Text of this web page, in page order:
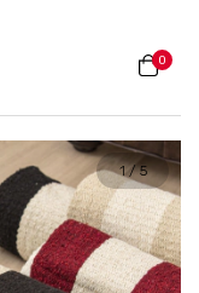
0
1/5